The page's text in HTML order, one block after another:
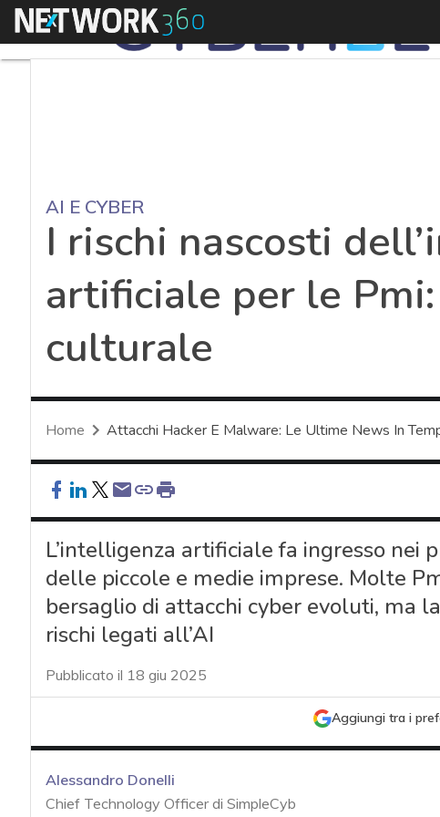
Menu
AI E CYBER
I rischi nascosti
artificiale per le
culturale
Home Attacchi Hacker E Malware: Le Ultime News In
L’intelligenza artificiale fa ingresso nei
delle piccole e medie imprese. Molte
bersaglio di attacchi cyber evoluti, ma
rischi legati all’AI
Pubblicato il 18 giu 2025
Aggiungi tra i
Alessandro Donelli
Chief Technology Officer di SimpleCyb